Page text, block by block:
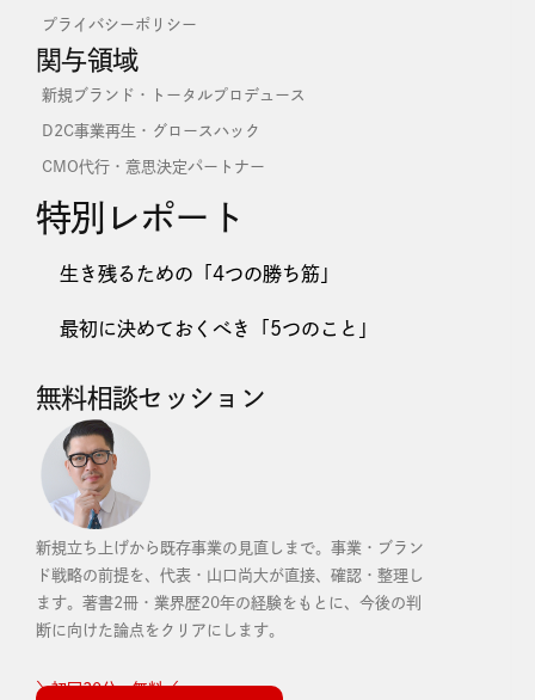
プライバシーポリシー
関与領域
新規ブランド・トータルプロデュース
D2C事業再生・グロースハック
CMO代行・意思決定パートナー
特別レポート
生き残るための「4つの勝ち筋」
最初に決めておくべき「5つのこと」
無料相談セッション
新規立ち上げから既存事業の見直しまで。事業・ブラン
ド戦略の前提を、代表・山口尚大が直接、確認・整理し
ます。 著書2冊・業界歴20年の経験をもとに、今後の判
断に向けた論点をクリアにします。
＼初回30分・無料／